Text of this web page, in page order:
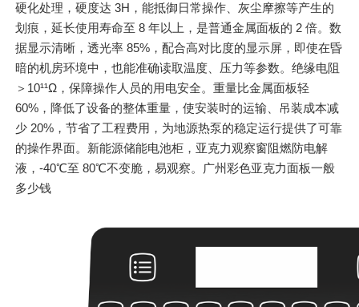
硬化处理，硬度达 3H，能抵御日常操作、灰尘摩擦等产生的
划痕，延长使用寿命至 8 年以上，是普通金属面板的 2 倍。数
据显示清晰，透光率 85%，配合高对比度的显示屏，即使在昏
暗的机房环境中，也能准确读取温度、压力等参数。绝缘电阻
＞10¹¹Ω，保障操作人员的用电安全。重量比金属面板轻
60%，降低了设备的整体重量，使安装时的运输、吊装成本减
少 20%，节省了工程费用，为地源热泵的稳定运行提供了可靠
的操作界面。新能源储能电池柜，亚克力观察窗阻燃防电解
液，-40℃至 80℃不变脆，易观察。广州彩色亚克力面板一般
多少钱